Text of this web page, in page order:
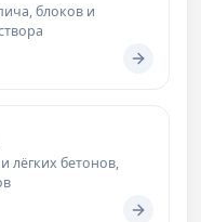
блоков и
лёгких бетонов,